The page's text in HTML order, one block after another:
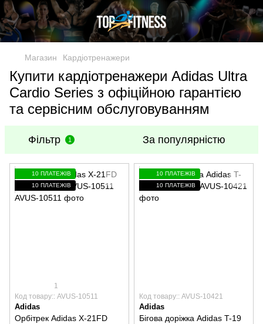
Магазин Кардіотренажери
Купити кардіотренажери Adidas Ultra
Cardio Series з офіційною гарантією
та сервісним обслуговуванням
Фільтр 1 За популярністю
10 ПЛАТЕЖІВ
10 ПЛАТЕЖІВ
1
Код товару:: AVUS-10511
Adidas
Орбітрек Adidas X-21FD
10 ПЛАТЕЖІВ
10 ПЛАТЕЖІВ
Код товару:: AVUS-10421
Adidas
Бігова доріжка Adidas T-19